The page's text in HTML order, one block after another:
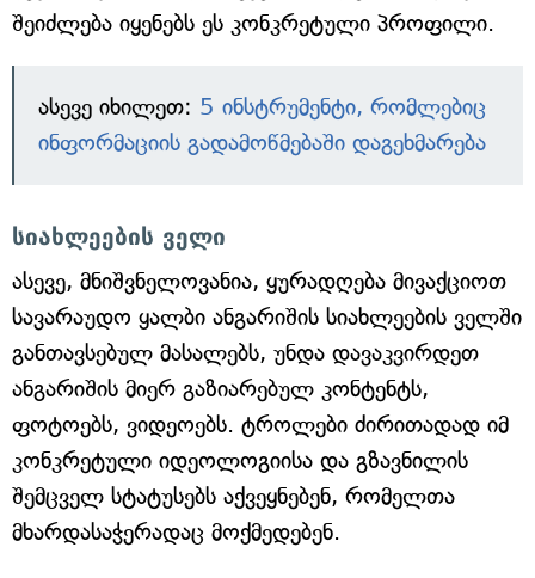
შეიძლება იყენებს ეს კონკრეტული პროფილი.
ასევე იხილეთ: 5 ინსტრუმენტი, რომლებიც
ინფორმაციის გადამოწმებაში დაგეხმარება
სიახლეების ველი
ასევე, მნიშვნელოვანია, ყურადღება მივაქციოთ
სავარაუდო ყალბი ანგარიშის სიახლეების ველში
განთავსებულ მასალებს, უნდა დავაკვირდეთ
ანგარიშის მიერ გაზიარებულ კონტენტს,
ფოტოებს, ვიდეოებს. ტროლები ძირითადად იმ
კონკრეტული იდეოლოგიისა და გზავნილის
შემცველ სტატუსებს აქვეყნებენ, რომელთა
მხარდასაჭერადაც მოქმედებენ.